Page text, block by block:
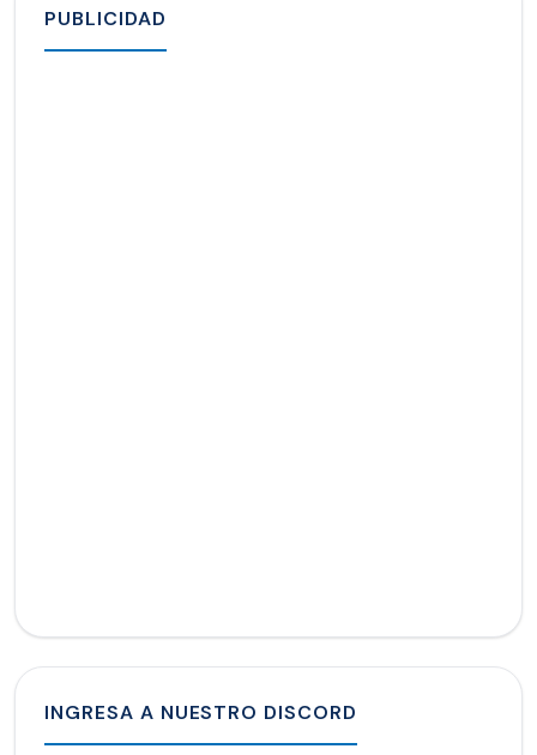
PUBLICIDAD
INGRESA A NUESTRO DISCORD